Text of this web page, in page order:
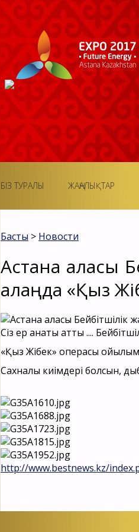
БІЗ ТУРАЛЫ ЖАҢАЛЫҚТАР
Басты > Новости
Астана қаласы
алаңда «Қыз
Сіз ер қанаты атты ....
«Қыз Жібек» операсы
Сахналық киімдері болсын,
http://www.bestnews.kz/